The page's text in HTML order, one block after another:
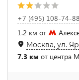
+7 (495) 108-74-88
1.2 км от
Москва, ул.
7.3 км от центра